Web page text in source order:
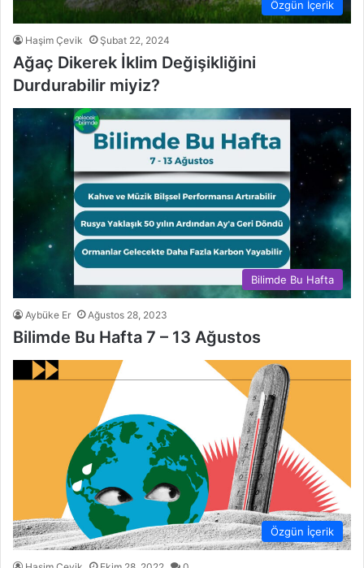
Özgün İçerik
Haşim Çevik Şubat 22, 2024
Ağaç Dikerek İklim Değişikliğini
Durdurabilir miyiz?
Bilimde Bu Hafta
Aybüke Er Ağustos 28, 2023
Bilimde Bu Hafta 7 – 13 Ağustos
Özgün İçerik